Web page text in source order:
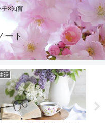
子×知育
ート
活